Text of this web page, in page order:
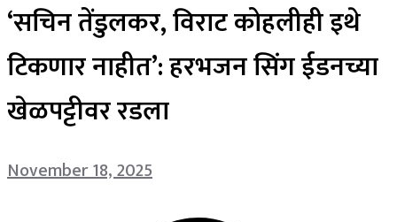
‘सचिन तेंडुलकर, विराट कोहलीही इथे
टिकणार नाहीत’: हरभजन सिंग ईडनच्या
खेळपट्टीवर रडला
November 18, 2025